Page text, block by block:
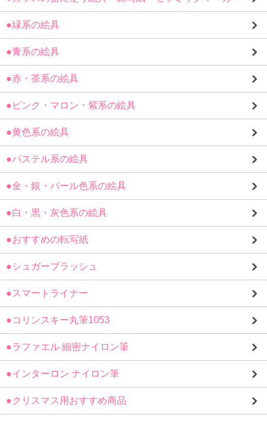
●緑系の絵具
●青系の絵具
●赤・茶系の絵具
●ピンク・マロン・紫系の絵具
●黄色系の絵具
●パステル系の絵具
●金・銀・パール色系の絵具
●白・黒・灰色系の絵具
●おすすめの転写紙
●シュガーブラッシュ
●スマートライナー
●コリンスキー丸筆1053
●ラファエル 細密ナイロン筆
●インターロン ナイロン筆
●クリスマス用おすすめ商品